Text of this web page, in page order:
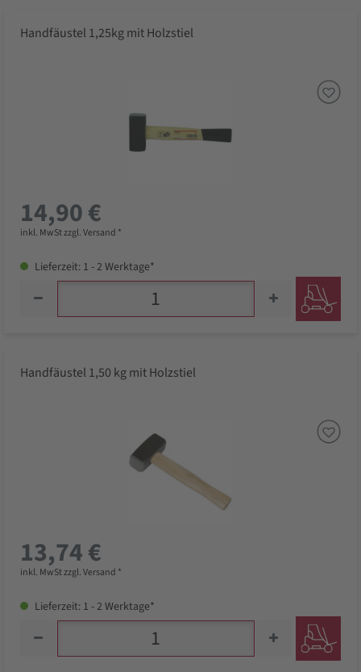
Handfäustel 1,25kg mit Holzstiel
14,90 €
inkl. MwSt zzgl. Versand *
Lieferzeit: 1 - 2 Werktage*
Handfäustel 1,50 kg mit Holzstiel
13,74 €
inkl. MwSt zzgl. Versand *
Lieferzeit: 1 - 2 Werktage*